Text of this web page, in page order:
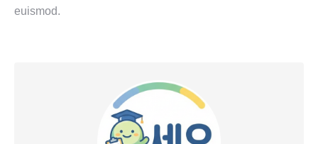
euismod.